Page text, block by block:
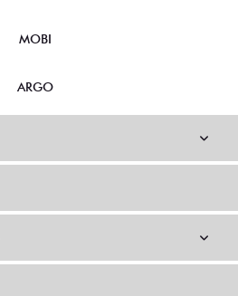
MOBI
ARGO